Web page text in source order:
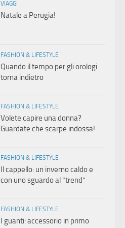
VIAGGI
Natale a Perugia!
FASHION & LIFESTYLE
Quando il tempo per gli orologi
torna indietro
FASHION & LIFESTYLE
Volete capire una donna?
Guardate che scarpe indossa!
FASHION & LIFESTYLE
Il cappello: un inverno caldo e
con uno sguardo al “trend”
FASHION & LIFESTYLE
I guanti: accessorio in primo